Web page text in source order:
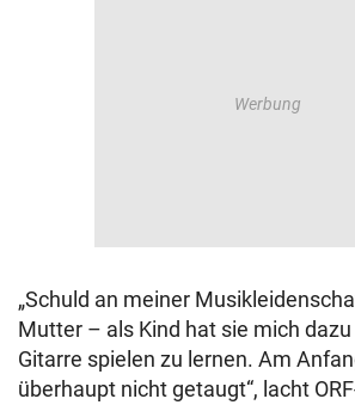
„Schuld an meiner
Mutter – als Kind hat sie mich
Gitarre spielen zu lernen. Am
überhaupt nicht getaugt“, lacht